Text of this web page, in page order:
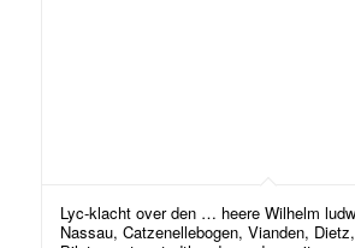
Lyc-klacht over den … heere Wilhelm
Nassau, Catzenellebogen, Vianden,